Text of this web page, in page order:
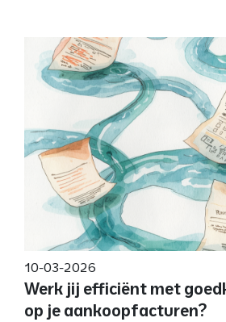
10-03-2026
Werk jij efficiënt met
op je aankoopfacturen?